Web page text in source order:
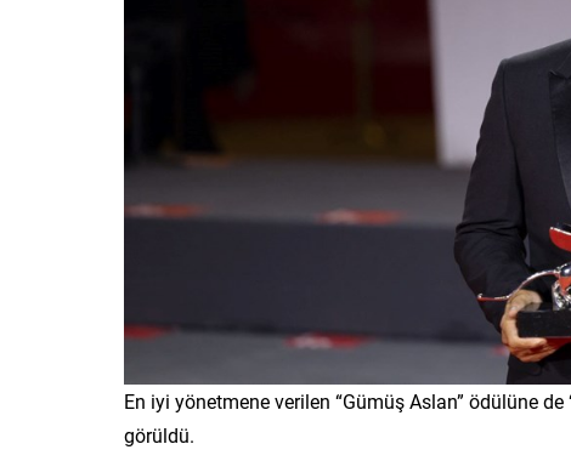
En iyi yönetmene verilen “Gümüş Aslan” ödülüne de
görüldü.